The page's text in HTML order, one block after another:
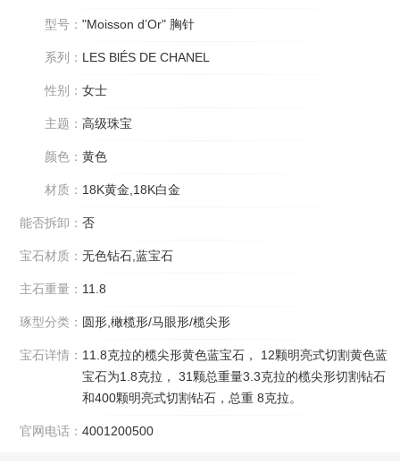
型号： "Moisson d’Or" 胸针
系列： LES BlÉS DE CHANEL
性别： 女士
主题： 高级珠宝
颜色： 黄色
材质： 18K黄金,18K白金
能否拆卸： 否
宝石材质： 无色钻石,蓝宝石
主石重量： 11.8
琢型分类： 圆形,橄榄形/马眼形/榄尖形
宝石详情： 11.8克拉的榄尖形黄色蓝宝石， 12颗明亮式切割黄色蓝
宝石为1.8克拉， 31颗总重量3.3克拉的榄尖形切割钻石
和400颗明亮式切割钻石，总重 8克拉。
官网电话： 4001200500